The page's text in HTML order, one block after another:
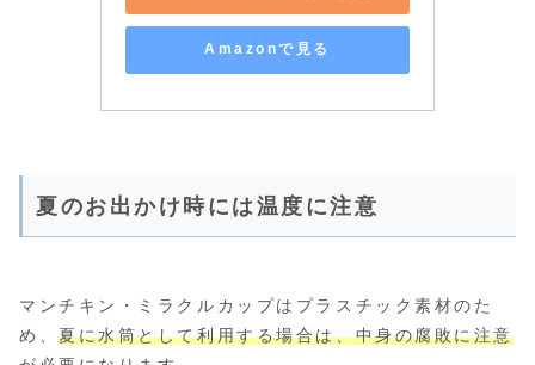
Amazonで見る
夏のお出かけ時には温度に注意
マンチキン・ミラクルカップはプラスチック素材のた
め、夏に水筒として利用する場合は、中身の腐敗に注意